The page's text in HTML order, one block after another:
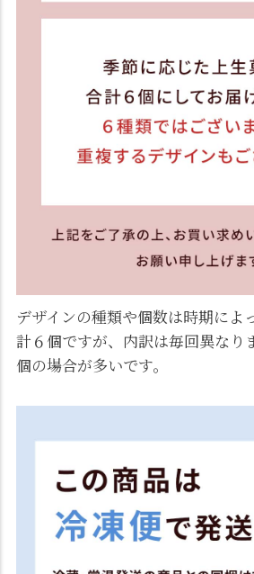
デザインの種類や個数は時期によ
計６個ですが、内訳は毎回異なり
個の場合が多いです。